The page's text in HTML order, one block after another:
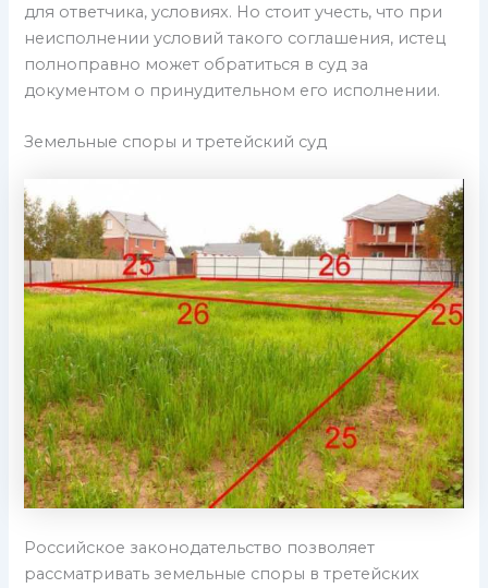
для ответчика, условиях. Но стоит учесть, что при
неисполнении условий такого соглашения, истец
полноправно может обратиться в суд за
документом о принудительном его исполнении.
Земельные споры и третейский суд
Российское законодательство позволяет
рассматривать земельные споры в третейских